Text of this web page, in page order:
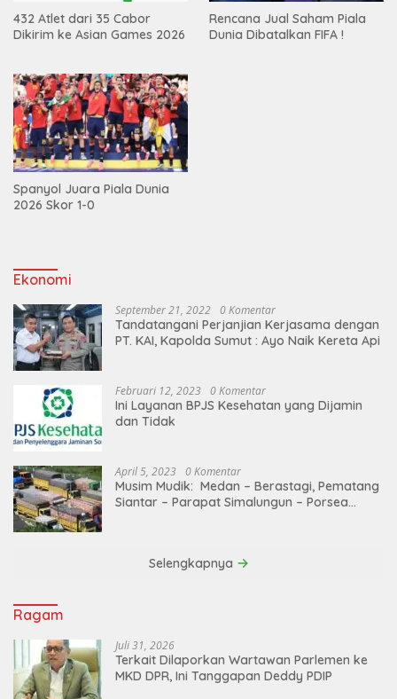
432 Atlet dari 35 Cabor
Dikirim ke Asian Games 2026
Rencana Jual Saham Piala
Dunia Dibatalkan FIFA !
Spanyol Juara Piala Dunia
2026 Skor 1-0
Ekonomi
September 21, 2022 0 Komentar
Tandatangani Perjanjian Kerjasama dengan
PT. KAI, Kapolda Sumut : Ayo Naik Kereta Api
Februari 12, 2023 0 Komentar
Ini Layanan BPJS Kesehatan yang Dijamin
dan Tidak
April 5, 2023 0 Komentar
Musim Mudik: Medan – Berastagi, Pematang
Siantar – Parapat Simalungun – Porsea
Selengkapnya
Ragam
Juli 31, 2026
Terkait Dilaporkan Wartawan Parlemen ke
MKD DPR, Ini Tanggapan Deddy PDIP